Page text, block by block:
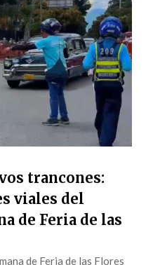
trancones:
viales del
de Feria de las
de Feria de las Flores